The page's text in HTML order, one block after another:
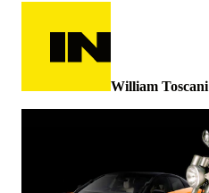
William Toscani